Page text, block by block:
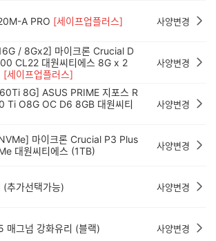
A PRO [세이프업플러스] 사양변경
/ 8Gx2] 마이크론 Crucial D
CL22 대원씨티에스 8G x 2
[세이프업플러스]
사양변경
8G] ASUS PRIME 지포스 R
Ti O8G OC D6 8GB 대원씨티
사양변경
마이크론 Crucial P3 Plus
대원씨티에스 (1TB)
사양변경
(추가선택가능) 사양변경
매그넘 강화유리 (블랙) 사양변경